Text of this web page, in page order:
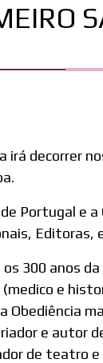
decorrer
Portugal e
300 anos
e
Obediência
e autor
de teatro e